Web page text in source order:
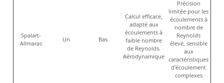
Spalart-
Allmaras
Un Bas
Calcul efficace,
adapté aux
écoulements à
faible nombre
de Reynolds.
Aérodynamique
Précision
limitée pour les
écoulements à
nombre de
Reynolds
élevé, sensible
aux
caractéristiques
d'écoulement
complexes